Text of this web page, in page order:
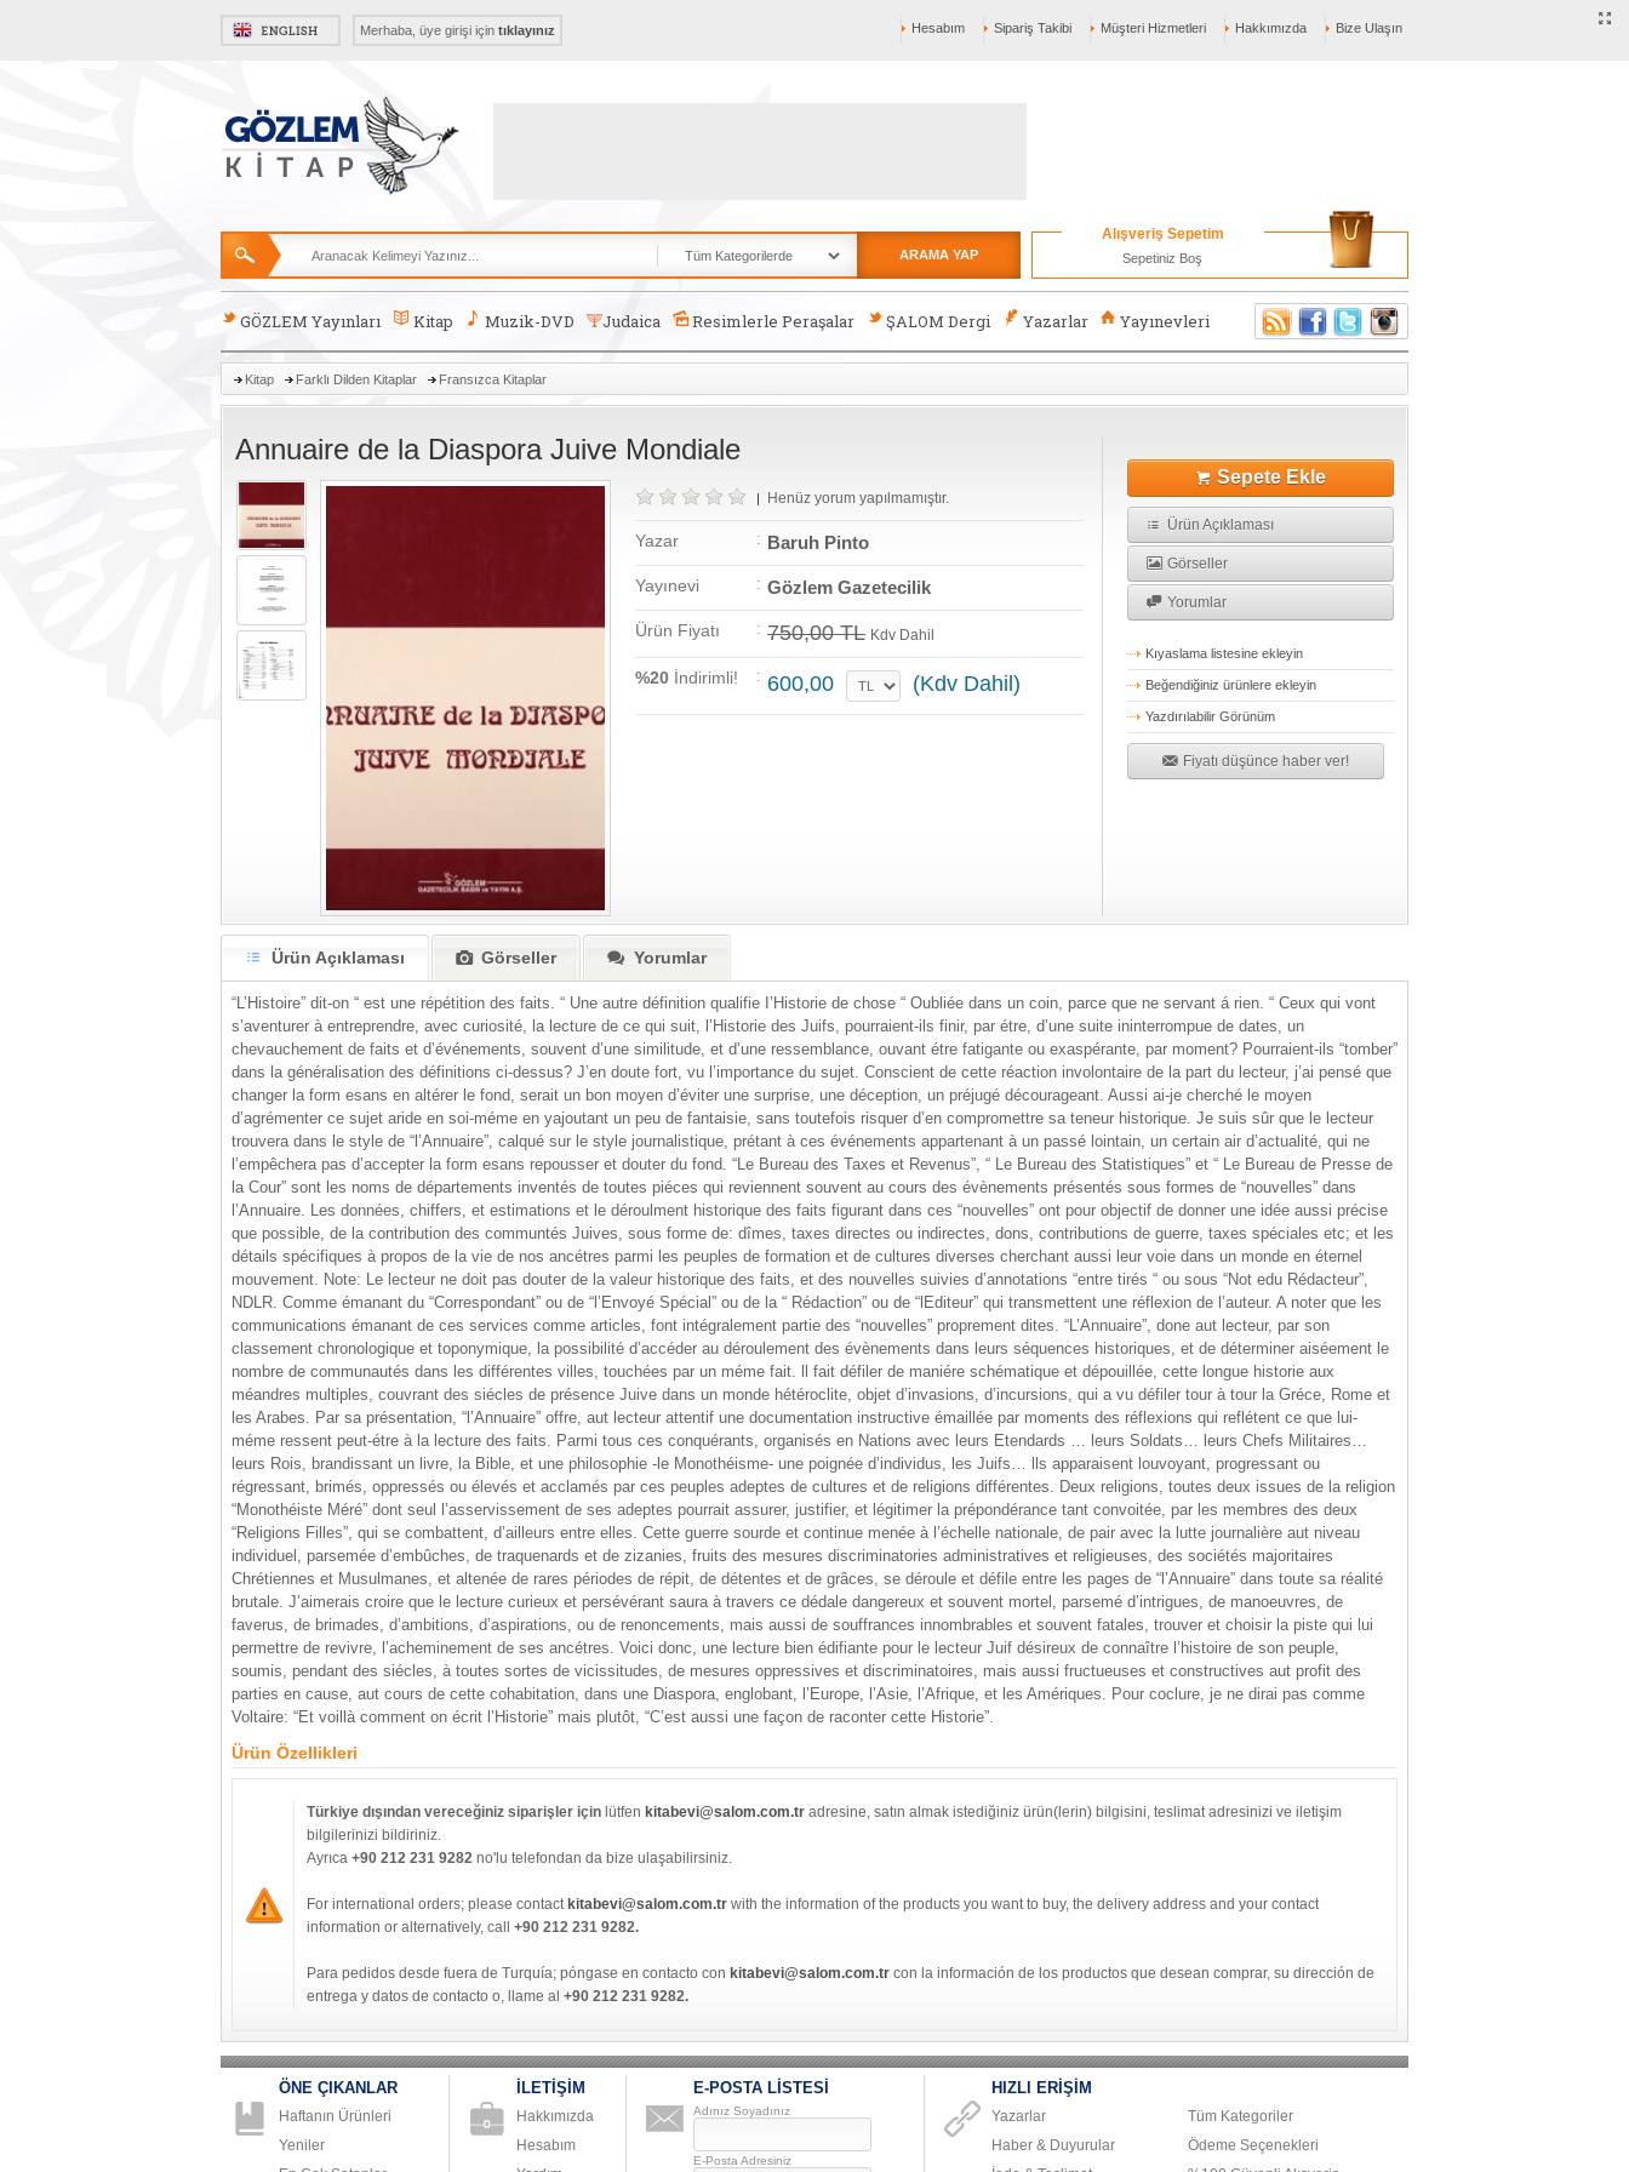
Merhaba, üye girişi için tıklayınız Bize Ulaşın
Hakkımızda
Müşteri Hizmetleri
Sipariş Takibi
Hesabım
ARAMA YAP
Alışveriş Sepetim
Sepetiniz Boş
GÖZLEM Yayınları Kitap Muzik-DVD Judaica Resimlerle Peraşalar ŞALOM Dergi Yazarlar Yayınevleri
Kitap Farklı Dilden Kitaplar Fransızca Kitaplar
Annuaire de la Diaspora Juive Mondiale
| Henüz yorum yapılmamıştır.
Yazar : Baruh Pinto
Yayınevi : Gözlem Gazetecilik
Ürün Fiyatı : 750,00 TL Kdv Dahil
%20 İndirimli! : 600,00 (Kdv Dahil)
Sepete Ekle
Ürün Açıklaması
Görseller
Yorumlar
Kıyaslama listesine ekleyin
Beğendiğiniz ürünlere ekleyin
Yazdırılabilir Görünüm
Fiyatı düşünce haber ver!
Ürün Açıklaması Görseller Yorumlar
“L’Histoire” dit-on “ est une répétition des faits. “ Une autre définition qualifie I’Historie de chose “ Oubliée dans un coin, parce que ne servant á rien. “ Ceux qui vont
s’aventurer à entreprendre, avec curiosité, la lecture de ce qui suit, l’Historie des Juifs, pourraient-ils finir, par étre, d’une suite ininterrompue de dates, un
chevauchement de faits et d’événements, souvent d’une similitude, et d’une ressemblance, ouvant étre fatigante ou exaspérante, par moment? Pourraient-ils “tomber”
dans la généralisation des définitions ci-dessus? J’en doute fort, vu l’importance du sujet. Conscient de cette réaction involontaire de la part du lecteur, j’ai pensé que
changer la form esans en altérer le fond, serait un bon moyen d’éviter une surprise, une déception, un préjugé décourageant. Aussi ai-je cherché le moyen
d’agrémenter ce sujet aride en soi-méme en yajoutant un peu de fantaisie, sans toutefois risquer d’en compromettre sa teneur historique. Je suis sûr que le lecteur
trouvera dans le style de “l’Annuaire”, calqué sur le style journalistique, prétant à ces événements appartenant à un passé lointain, un certain air d’actualité, qui ne
l’empêchera pas d’accepter la form esans repousser et douter du fond. “Le Bureau des Taxes et Revenus”, “ Le Bureau des Statistiques” et “ Le Bureau de Presse de
la Cour” sont les noms de départements inventés de toutes piéces qui reviennent souvent au cours des évènements présentés sous formes de “nouvelles” dans
l’Annuaire. Les données, chiffers, et estimations et le déroulment historique des faits figurant dans ces “nouvelles” ont pour objectif de donner une idée aussi précise
que possible, de la contribution des communtés Juives, sous forme de: dîmes, taxes directes ou indirectes, dons, contributions de guerre, taxes spéciales etc; et les
détails spécifiques à propos de la vie de nos ancétres parmi les peuples de formation et de cultures diverses cherchant aussi leur voie dans un monde en éternel
mouvement. Note: Le lecteur ne doit pas douter de la valeur historique des faits, et des nouvelles suivies d’annotations “entre tirés “ ou sous “Not edu Rédacteur”,
NDLR. Comme émanant du “Correspondant” ou de “l’Envoyé Spécial” ou de la “ Rédaction” ou de “lEditeur” qui transmettent une réflexion de l’auteur. A noter que les
communications émanant de ces services comme articles, font intégralement partie des “nouvelles” proprement dites. “L’Annuaire”, done aut lecteur, par son
classement chronologique et toponymique, la possibilité d’accéder au déroulement des évènements dans leurs séquences historiques, et de déterminer aiséement le
nombre de communautés dans les différentes villes, touchées par un méme fait. ll fait défiler de maniére schématique et dépouillée, cette longue historie aux
méandres multiples, couvrant des siécles de présence Juive dans un monde hétéroclite, objet d’invasions, d’incursions, qui a vu défiler tour à tour la Gréce, Rome et
les Arabes. Par sa présentation, “l’Annuaire” offre, aut lecteur attentif une documentation instructive émaillée par moments des réflexions qui reflétent ce que lui-
méme ressent peut-étre à la lecture des faits. Parmi tous ces conquérants, organisés en Nations avec leurs Etendards … leurs Soldats… leurs Chefs Militaires…
leurs Rois, brandissant un livre, la Bible, et une philosophie -le Monothéisme- une poignée d’individus, les Juifs… lls apparaisent louvoyant, progressant ou
régressant, brimés, oppressés ou élevés et acclamés par ces peuples adeptes de cultures et de religions différentes. Deux religions, toutes deux issues de la religion
“Monothéiste Méré” dont seul l’asservissement de ses adeptes pourrait assurer, justifier, et légitimer la prépondérance tant convoitée, par les membres des deux
“Religions Filles”, qui se combattent, d’ailleurs entre elles. Cette guerre sourde et continue menée à l’échelle nationale, de pair avec la lutte journalière aut niveau
individuel, parsemée d’embûches, de traquenards et de zizanies, fruits des mesures discriminatories administratives et religieuses, des sociétés majoritaires
Chrétiennes et Musulmanes, et altenée de rares périodes de répit, de détentes et de grâces, se déroule et défile entre les pages de “l’Annuaire” dans toute sa réalité
brutale. J’aimerais croire que le lecture curieux et persévérant saura à travers ce dédale dangereux et souvent mortel, parsemé d’intrigues, de manoeuvres, de
faverus, de brimades, d’ambitions, d’aspirations, ou de renoncements, mais aussi de souffrances innombrables et souvent fatales, trouver et choisir la piste qui lui
permettre de revivre, l’acheminement de ses ancétres. Voici donc, une lecture bien édifiante pour le lecteur Juif désireux de connaître l’histoire de son peuple,
soumis, pendant des siécles, à toutes sortes de vicissitudes, de mesures oppressives et discriminatoires, mais aussi fructueuses et constructives aut profit des
parties en cause, aut cours de cette cohabitation, dans une Diaspora, englobant, l’Europe, l’Asie, l’Afrique, et les Amériques. Pour coclure, je ne dirai pas comme
Voltaire: “Et voillà comment on écrit l’Historie” mais plutôt, “C’est aussi une façon de raconter cette Historie”.
Ürün Özellikleri
Türkiye dışından vereceğiniz siparişler için lütfen kitabevi@salom.com.tr adresine, satın almak istediğiniz ürün(lerin) bilgisini, teslimat adresinizi ve iletişim
bilgilerinizi bildiriniz.
Ayrıca +90 212 231 9282 no'lu telefondan da bize ulaşabilirsiniz.
For international orders; please contact kitabevi@salom.com.tr with the information of the products you want to buy, the delivery address and your contact
information or alternatively, call +90 212 231 9282.
Para pedidos desde fuera de Turquía; póngase en contacto con kitabevi@salom.com.tr con la información de los productos que desean comprar, su dirección de
entrega y datos de contacto o, llame al +90 212 231 9282.
ÖNE ÇIKANLAR
Haftanın Ürünleri
Yeniler
İLETİŞİM
Hakkımızda
Hesabım
E-POSTA LİSTESİ
Adınız Soyadınız
E-Posta Adresiniz
HIZLI ERİŞİM
Yazarlar
Tüm Kategoriler
Haber & Duyurular
Ödeme Seçenekleri